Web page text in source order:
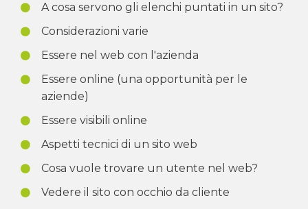
A cosa servono gli elenchi puntati in un sito?
Considerazioni varie
Essere nel web con l'azienda
Essere online (una opportunità per le
aziende)
Essere visibili online
Aspetti tecnici di un sito web
Cosa vuole trovare un utente nel web?
Vedere il sito con occhio da cliente